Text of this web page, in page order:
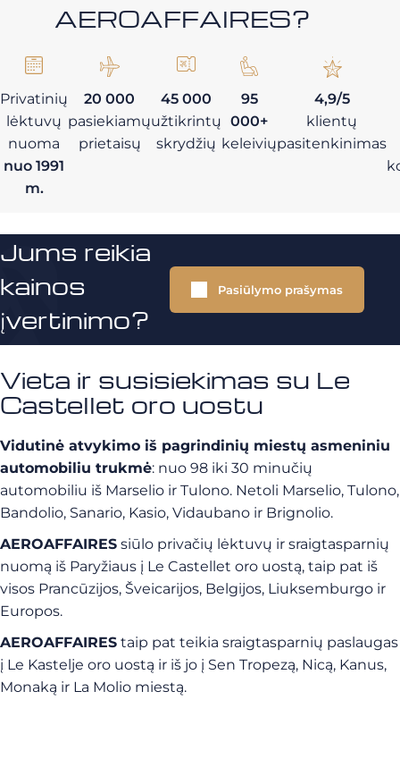
AEROAFFAIRES?
Privatinių
lėktuvų
nuoma
nuo 1991
m.
20 000
pasiekiamų
prietaisų
45 000
užtikrintų
skrydžių
95
000+
keleivių
4,9/5
klientų
pasitenkinimas
Jums reikia
kainos
įvertinimo?
Pasiūlymo prašymas
Vieta ir susisiekimas su Le
Castellet oro uostu
Vidutinė atvykimo iš pagrindinių miestų asmeniniu
automobiliu trukmė: nuo 98 iki 30 minučių
automobiliu iš Marselio ir Tulono. Netoli Marselio, Tulono,
Bandolio, Sanario, Kasio, Vidaubano ir Brignolio.
AEROAFFAIRES siūlo privačių lėktuvų ir sraigtasparnių
nuomą iš Paryžiaus į Le Castellet oro uostą, taip pat iš
visos Prancūzijos, Šveicarijos, Belgijos, Liuksemburgo ir
Europos.
AEROAFFAIRES taip pat teikia sraigtasparnių paslaugas
į Le Kastelje oro uostą ir iš jo į Sen Tropezą, Nicą, Kanus,
Monaką ir La Molio miestą.